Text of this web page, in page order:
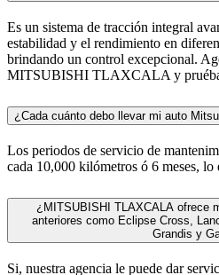
Es un sistema de tracción integral
estabilidad y el rendimiento en
brindando un control excepcional.
MITSUBISHI TLAXCALA y
¿Cada cuánto debo llevar mi auto
Los periodos de servicio de
cada 10,000 kilómetros ó 6 meses, lo
¿MITSUBISHI TLAXCALA ofrece
anteriores como Eclipse Cross,
Grandis y
Si, nuestra agencia le puede dar